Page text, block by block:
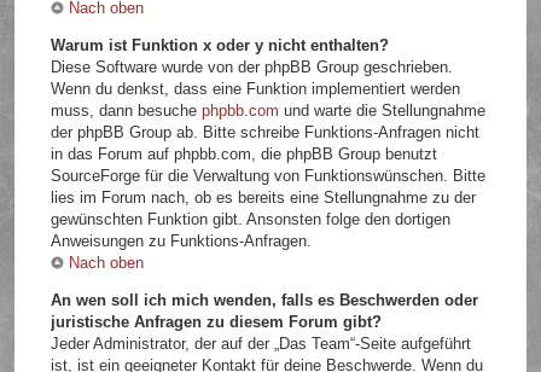
Nach oben
Warum ist Funktion x oder y nicht enthalten?
Diese Software wurde von der phpBB Group geschrieben.
Wenn du denkst, dass eine Funktion implementiert werden
muss, dann besuchephpbb.com und warte die Stellungnahme
der phpBB Group ab. Bitte schreibe Funktions-Anfragen nicht
in das Forum auf phpbb.com, die phpBB Group benutzt
SourceForge für die Verwaltung von Funktionswünschen. Bitte
lies im Forum nach, ob es bereits eine Stellungnahme zu der
gewünschten Funktion gibt. Ansonsten folge den dortigen
Anweisungen zu Funktions-Anfragen.
Nach oben
An wen soll ich mich wenden, falls es Beschwerden oder
juristische Anfragen zu diesem Forum gibt?
Jeder Administrator, der auf der „Das Team“-Seite aufgeführt
ist, ist ein geeigneter Kontakt für deine Beschwerde. Wenn du